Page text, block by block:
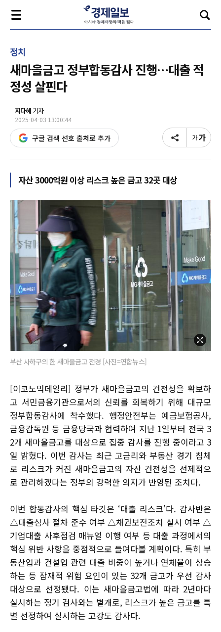
정치
새마을금고 정부합동감사 진행…대출 적
정성 살핀다
지다혜 기자
2025-04-03 13:00:44
구글 검색 선호 출처로 추가
자산 3000억원 이상 리스크 높은 금고 32곳 대상
부산 사하구의 한 새마을금고 전경 [사진=연합뉴스]
[이코노믹데일리] 정부가 새마을금고의 건전성을 확보하
고 서민금융기관으로서의 신뢰를 회복하기 위해 대규모
정부합동감사에 착수했다. 행정안전부는 예금보험공사,
금융감독원 등 금융당국과 협력하여 지난 1일부터 전국 3
2개 새마을금고를 대상으로 집중 감사를 진행 중이라고 3
일 밝혔다. 이번 감사는 최근 고금리와 부동산 경기 침체
로 리스크가 커진 새마을금고의 자산 건전성을 선제적으
로 관리하겠다는 정부의 강력한 의지가 반영된 조치다.
이번 합동감사의 핵심 타깃은 ‘대출 리스크’다. 감사반은
△대출심사 절차 준수 여부 △채권보전조치 실시 여부 △
기업대출 사후점검 매뉴얼 이행 여부 등 대출 과정에서의
핵심 위반 사항을 중점적으로 들여다볼 계획이다. 특히 부
동산업과 건설업 관련 대출 비중이 높거나 연체율이 상승
하는 등 잠재적 위험 요인이 있는 32개 금고가 우선 감사
대상으로 선정됐다. 이는 새마을금고법에 따라 2년마다
실시하는 정기 검사와는 별개로, 리스크가 높은 금고를 특
별 선정하여 실시하는 고강도 감사다.